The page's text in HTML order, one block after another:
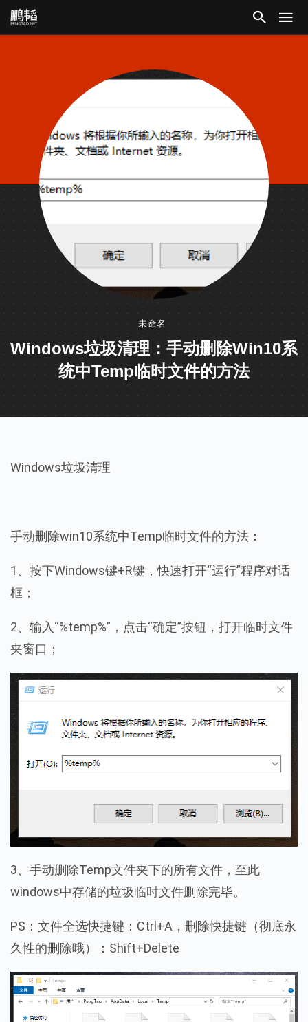
未命名
Windows垃圾清理：手动删除win10系
统中Temp临时文件的方法
Windows垃圾清理
手动删除win10系统中Temp临时文件的方法：
1、按下Windows键+R键，快速打开“运行”程序对话
框；
2、输入“%temp%”，点击“确定”按钮，打开临时文件
夹窗口；
3、手动删除Temp文件夹下的所有文件，至此
windows中存储的垃圾临时文件删除完毕。
PS：文件全选快捷键：Ctrl+A，删除快捷键（彻底永
久性的删除哦）：Shift+Delete